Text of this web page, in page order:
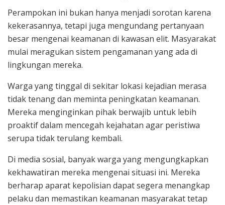
Perampokan ini bukan hanya menjadi sorotan karena
kekerasannya, tetapi juga mengundang pertanyaan
besar mengenai keamanan di kawasan elit. Masyarakat
mulai meragukan sistem pengamanan yang ada di
lingkungan mereka.
Warga yang tinggal di sekitar lokasi kejadian merasa
tidak tenang dan meminta peningkatan keamanan.
Mereka menginginkan pihak berwajib untuk lebih
proaktif dalam mencegah kejahatan agar peristiwa
serupa tidak terulang kembali.
Di media sosial, banyak warga yang mengungkapkan
kekhawatiran mereka mengenai situasi ini. Mereka
berharap aparat kepolisian dapat segera menangkap
pelaku dan memastikan keamanan masyarakat tetap